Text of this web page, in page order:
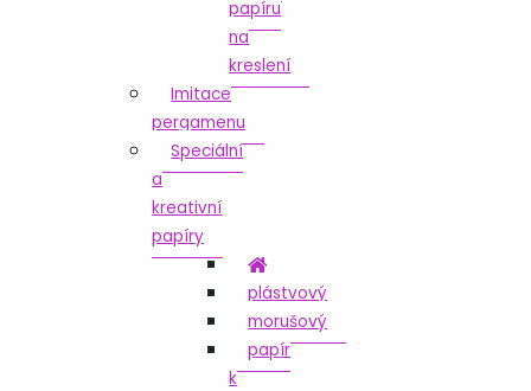
papíru
na
kreslení
Imitace
pergamenu
Speciální
a
kreativní
papíry
plástvový
morušový
papír
k